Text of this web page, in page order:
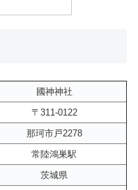
國神神社
〒311-0122
那珂市戸2278
常陸鴻巣駅
茨城県